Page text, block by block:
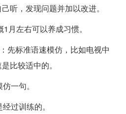
听，发现问题并加以改进。
月左右可以养成习惯。
先标准语速模仿，比如电视中
比较适中的。
一句。
过训练的。